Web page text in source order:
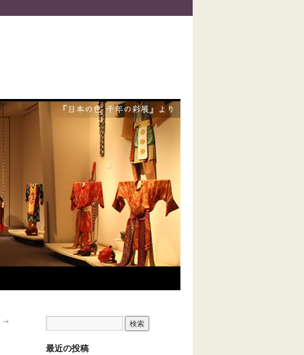
→
最近の投稿